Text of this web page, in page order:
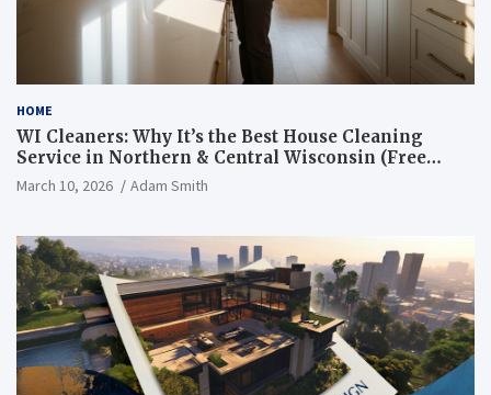
HOME
WI Cleaners: Why It’s the Best House Cleaning
Service in Northern & Central Wisconsin (Free
Consultation + Quote)
March 10, 2026 Adam Smith